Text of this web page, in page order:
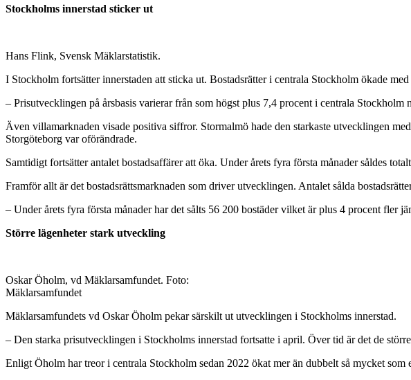
Stockholms innerstad sticker ut
Hans Flink, Svensk Mäklarstatistik.
I Stockholm fortsätter innerstaden att sticka ut. Bostadsrätter i centrala Stockholm ökade
– Prisutvecklingen på årsbasis varierar från som högst plus 7,4 procent i centrala
Även villamarknaden visade positiva siffror. Stormalmö hade den starkaste utvecklingen
Storgöteborg var oförändrade.
Samtidigt fortsätter antalet bostadsaffärer att öka. Under årets fyra första månader såldes
Framför allt är det bostadsrättsmarknaden som driver utvecklingen. Antalet sålda
– Under årets fyra första månader har det sålts 56 200 bostäder vilket är plus 4 procent fler
Större lägenheter stark utveckling
Oskar Öholm, vd Mäklarsamfundet. Foto:
Mäklarsamfundet
Mäklarsamfundets vd Oskar Öholm pekar särskilt ut utvecklingen i Stockholms innerstad.
– Den starka prisutvecklingen i Stockholms innerstad fortsatte i april. Över tid är det de
Enligt Öholm har treor i centrala Stockholm sedan 2022 ökat mer än dubbelt så mycket som